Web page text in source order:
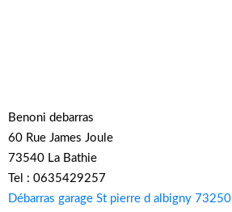
Benoni debarras
60 Rue James Joule
73540 La Bathie
Tel : 0635429257
Débarras garage St pierre d albigny 73250